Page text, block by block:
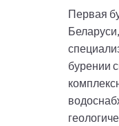
Первая
Беларуси,
бурении